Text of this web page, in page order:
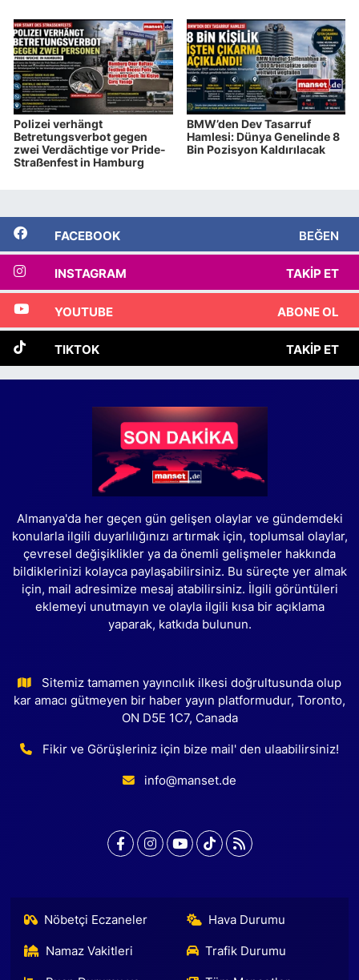
Polizei verhängt
Betretungsverbot gegen
zwei Verdächtige vor Pride-
Straßenfest in Hamburg
BMW’den Dev Tasarruf
Hamlesi: Dünya Genelinde 8
Bin Pozisyon Kaldırılacak
FACEBOOK BEĞEN
INSTAGRAM TAKIP ET
YOUTUBE ABONE OL
TIKTOK TAKIP ET
Almanya'da her geçen gün gelişen olaylar ve gündemdeki
konularla ilgili duyarlılığınızı artırmak için, toplumsal olaylar,
çevresel değişiklikler ya da önemli gelişmeler hakkında
bildiklerinizi kolayca paylaşabilirsiniz. Bu süreçte yer almak
için, mail adresimize mesaj atabilirsiniz. İlgili görüntüleri
eklemeyi unutmayın ve olayla ilgili kısa bir açıklama
yaparak, katkıda bulunun.
Sitemiz tamamen yayıncılık ilkesi doğrultusunda olup
kar amacı gütmeyen bir haber yayın platformudur, Toronto,
ON D5E 1C7, Canada
Fikir ve Görüşleriniz için bize mail' den ulaabilirsiniz!
info@manset.de
Nöbetçi Eczaneler Hava Durumu
Namaz Vakitleri Trafik Durumu